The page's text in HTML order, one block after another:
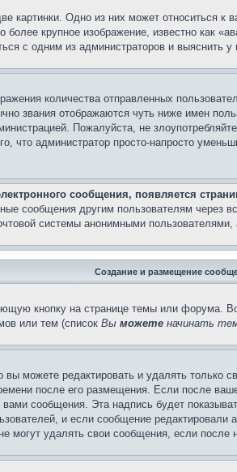
картинки. Одно из них может относиться
крупное изображение, известно как
с одним из администраторов и выяснить у
количества отправленных
звания отображаются чуть ниже имен
Пожалуйста, не
что администратор просто-напросто
сообщения, появляется
сообщения другим пользователям
системы анонимными
Создание и размещение
кнопку на странице темы или форума.
или тем (список Вы можете начинать
можете редактировать и удалять только
после его размещения. Если после
сообщения. Эта надпись будет
и если сообщение
удалять свои сообщения, если после